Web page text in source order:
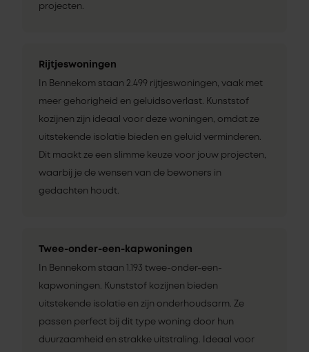
projecten.
Rijtjeswoningen
In Bennekom staan 2.499 rijtjeswoningen, vaak met
meer gehorigheid en geluidsoverlast. Kunststof
kozijnen zijn ideaal voor deze woningen, omdat ze
uitstekende isolatie bieden en geluid verminderen.
Dit maakt ze een slimme keuze voor jouw projecten,
waarbij je de wensen van de bewoners in
gedachten houdt.
Twee-onder-een-kapwoningen
In Bennekom staan 1.193 twee-onder-een-
kapwoningen. Kunststof kozijnen bieden
uitstekende isolatie en zijn onderhoudsarm. Ze
passen perfect bij dit type woning door hun
duurzaamheid en strakke uitstraling. Ideaal voor